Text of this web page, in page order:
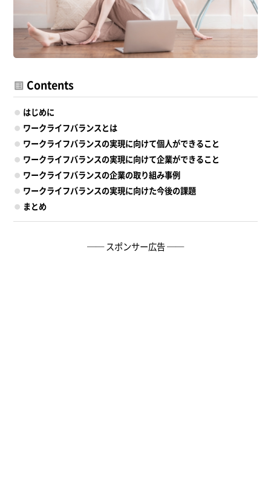
Contents
はじめに
ワークライフバランスとは
ワークライフバランスの実現に向けて個人ができること
ワークライフバランスの実現に向けて企業ができること
ワークライフバランスの企業の取り組み事例
ワークライフバランスの実現に向けた今後の課題
まとめ
── スポンサー広告 ──